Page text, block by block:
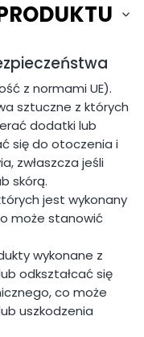
z normami UE).
sztuczne z których
dodatki lub
się do otoczenia i
zwłaszcza jeśli
skórą.
jest wykonany
może stanowić
wykonane z
odkształcać się
co może
uszkodzenia